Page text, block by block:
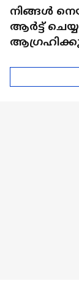
നിങ്ങൾ
ആർട്ട്
Nail Art |